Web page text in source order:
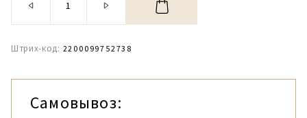
Штрих-код: 2200099752738
Самовывоз: